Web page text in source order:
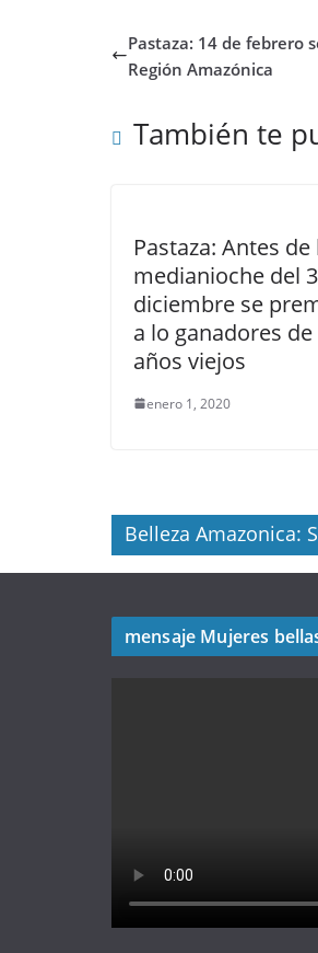
Pastaza: 14 de febrero
Región Amazónica
También te
Pastaza: Antes de
medianioche del
diciembre se
a lo ganadores de
años viejos
enero 1, 2020
Belleza Amazonica:
mensaje Mujeres